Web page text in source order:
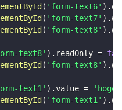
( 'form-text6' ) .
( 'form-text7' ) .
( 'form-text8' ) .
text8' ) . readOnly =
( 'form-text8' ) .
text1' ) .value =
( 'form-text1' ) .